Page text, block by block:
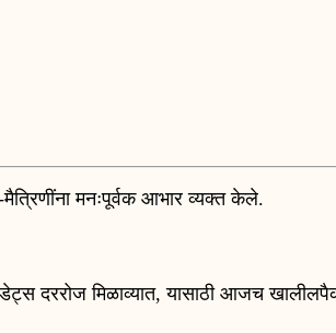
मैत्रिणींना मनःपूर्वक आभार व्यक्त केले.
दररोज मिळाव्यात, यासाठी आजच